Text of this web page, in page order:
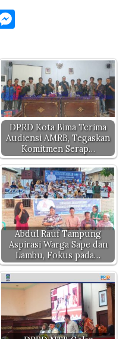
gr
m
se
n
g
er
DPRD Kota Bima Terima
Audiensi AMRB, Tegaskan
Komitmen Serap…
Abdul Rauf Tampung
Aspirasi Warga Sape dan
Lambu, Fokus pada…